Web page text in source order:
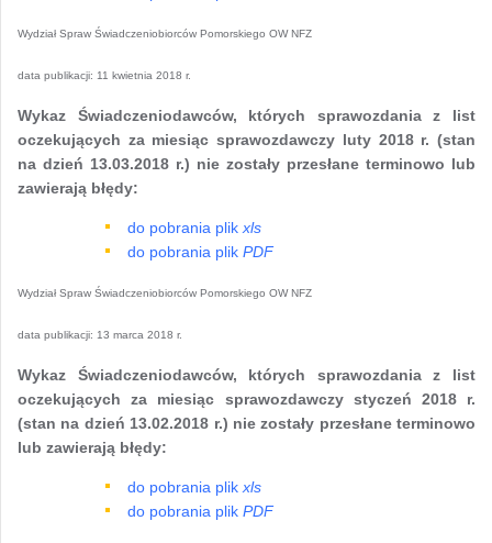
Wydział Spraw Świadczeniobiorców Pomorskiego OW NFZ
data publikacji: 11 kwietnia 2018 r.
Wykaz Świadczeniodawców, których sprawozdania z list
oczekujących za miesiąc sprawozdawczy luty 2018 r. (stan
na dzień 13.03.2018 r.) nie zostały przesłane terminowo lub
zawierają błędy:
do pobrania plik xls
do pobrania plik PDF
Wydział Spraw Świadczeniobiorców Pomorskiego OW NFZ
data publikacji: 13 marca 2018 r.
Wykaz Świadczeniodawców, których sprawozdania z list
oczekujących za miesiąc sprawozdawczy styczeń 2018 r.
(stan na dzień 13.02.2018 r.) nie zostały przesłane terminowo
lub zawierają błędy:
do pobrania plik xls
do pobrania plik PDF